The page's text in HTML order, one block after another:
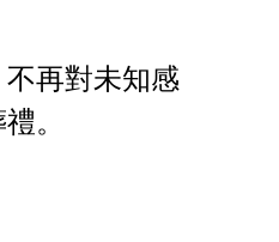
再對未知感
。